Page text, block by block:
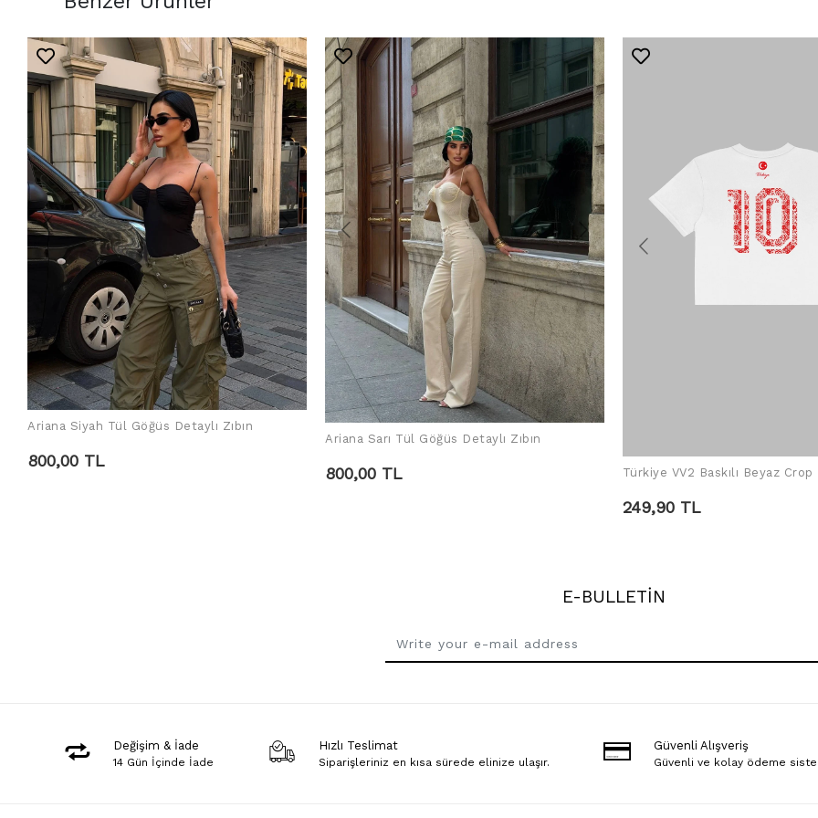
ADD TO CART
Ariana Siyah Tül Göğüs Detaylı Zıbın
800,00 TL
ADD TO CART
Ariana Sarı Tül Göğüs Detaylı Zıbın
800,00 TL ADD TO CART
Türkiye VV2 Baskılı Beyaz Crop
249,90 TL
E-BULLETİN
Değişim & İade
14 Gün İçinde İade
Hızlı Teslimat
Siparişleriniz en kısa sürede elinize ulaşır.
Güvenli Alışveriş
Güvenli ve kolay ödeme